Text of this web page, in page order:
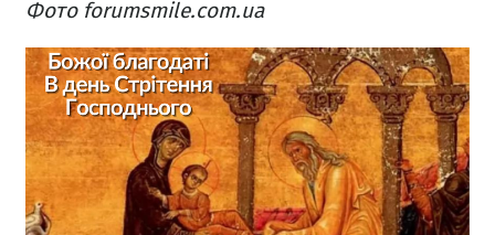
Фото forumsmile.com.ua